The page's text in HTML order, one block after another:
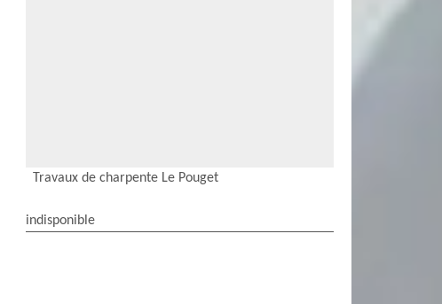
Travaux de charpente Le Pouget
indisponible